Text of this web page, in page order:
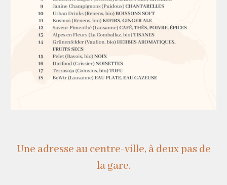
Une adresse au centre-ville, à deux pas de
la gare.